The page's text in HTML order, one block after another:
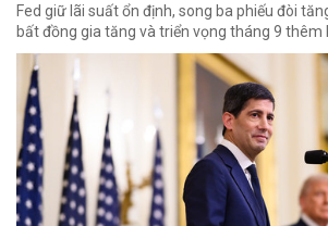
Fed giữ lãi suất ổn định, song ba phiếu đòi
bất đồng gia tăng và triển vọng tháng 9 thêm